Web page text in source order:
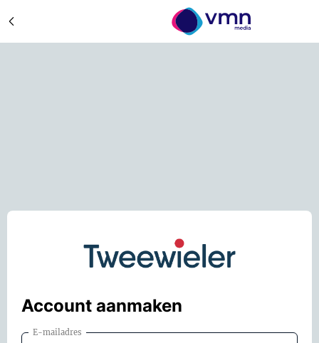
Account aanmaken
E-mailadres